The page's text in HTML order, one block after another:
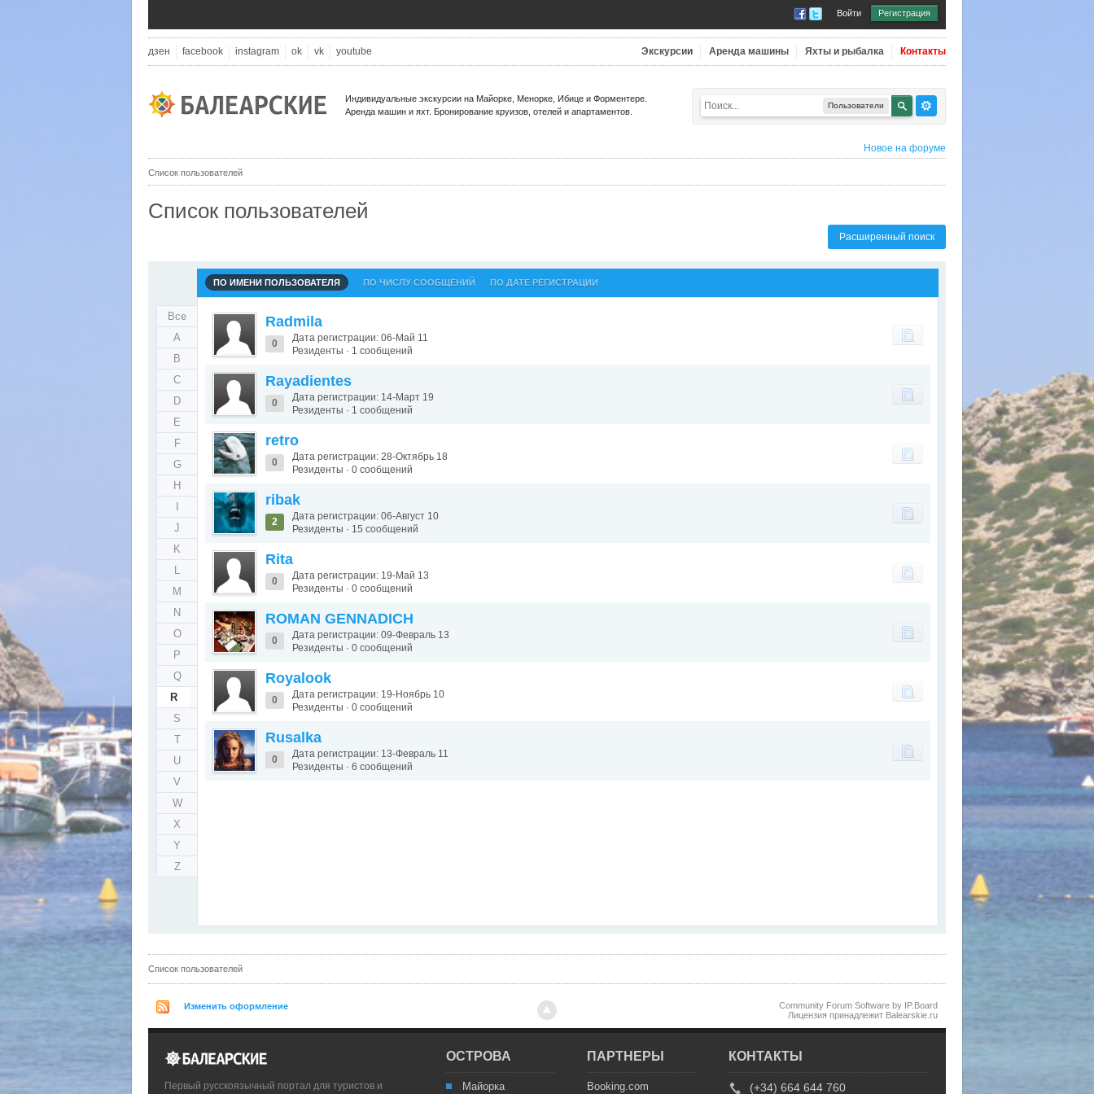
Войти Регистрация
дзен facebook instagram ok vk youtube Экскурсии Аренда машины Яхты и рыбалка Контакты
Индивидуальные экскурсии на Майорке, Менорке, Ибице и Форментере.
Аренда машин и яхт. Бронирование круизов, отелей и апартаментов.
Пользователи
Новое на форуме
Список пользователей
Список пользователей
Расширенный поиск
Все
A
B
C
D
E
F
G
H
J
K
L
M
N
O
P
Q
R
S
T
U
V
W
X
Y
Z
ПО ИМЕНИ ПОЛЬЗОВАТЕЛЯ ПО ЧИСЛУ СООБЩЕНИЙ ПО ДАТЕ РЕГИСТРАЦИИ
Radmila
0
Дата регистрации: 06-Май 11
Резиденты · 1 сообщений
Rayadientes
0
Дата регистрации: 14-Март 19
Резиденты · 1 сообщений
retro
0
Дата регистрации: 28-Октябрь 18
Резиденты · 0 сообщений
ribak
2
Дата регистрации: 06-Август 10
Резиденты · 15 сообщений
Rita
0
Дата регистрации: 19-Май 13
Резиденты · 0 сообщений
ROMAN GENNADICH
0
Дата регистрации: 09-Февраль 13
Резиденты · 0 сообщений
Royalook
0
Дата регистрации: 19-Ноябрь 10
Резиденты · 0 сообщений
Rusalka
0
Дата регистрации: 13-Февраль 11
Резиденты · 6 сообщений
Список пользователей
Изменить оформление
Community Forum Software by IP.Board
Лицензия принадлежит Balearskie.ru
Первый русскоязычный портал для туристов и
ОСТРОВА
Майорка
ПАРТНЕРЫ
Booking.com
КОНТАКТЫ
(+34) 664 644 760